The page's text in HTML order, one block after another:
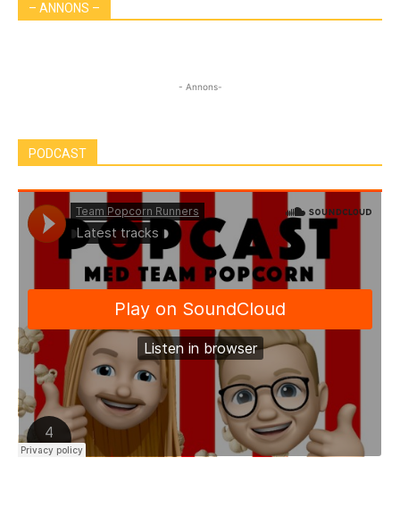
– ANNONS –
- Annons-
PODCAST